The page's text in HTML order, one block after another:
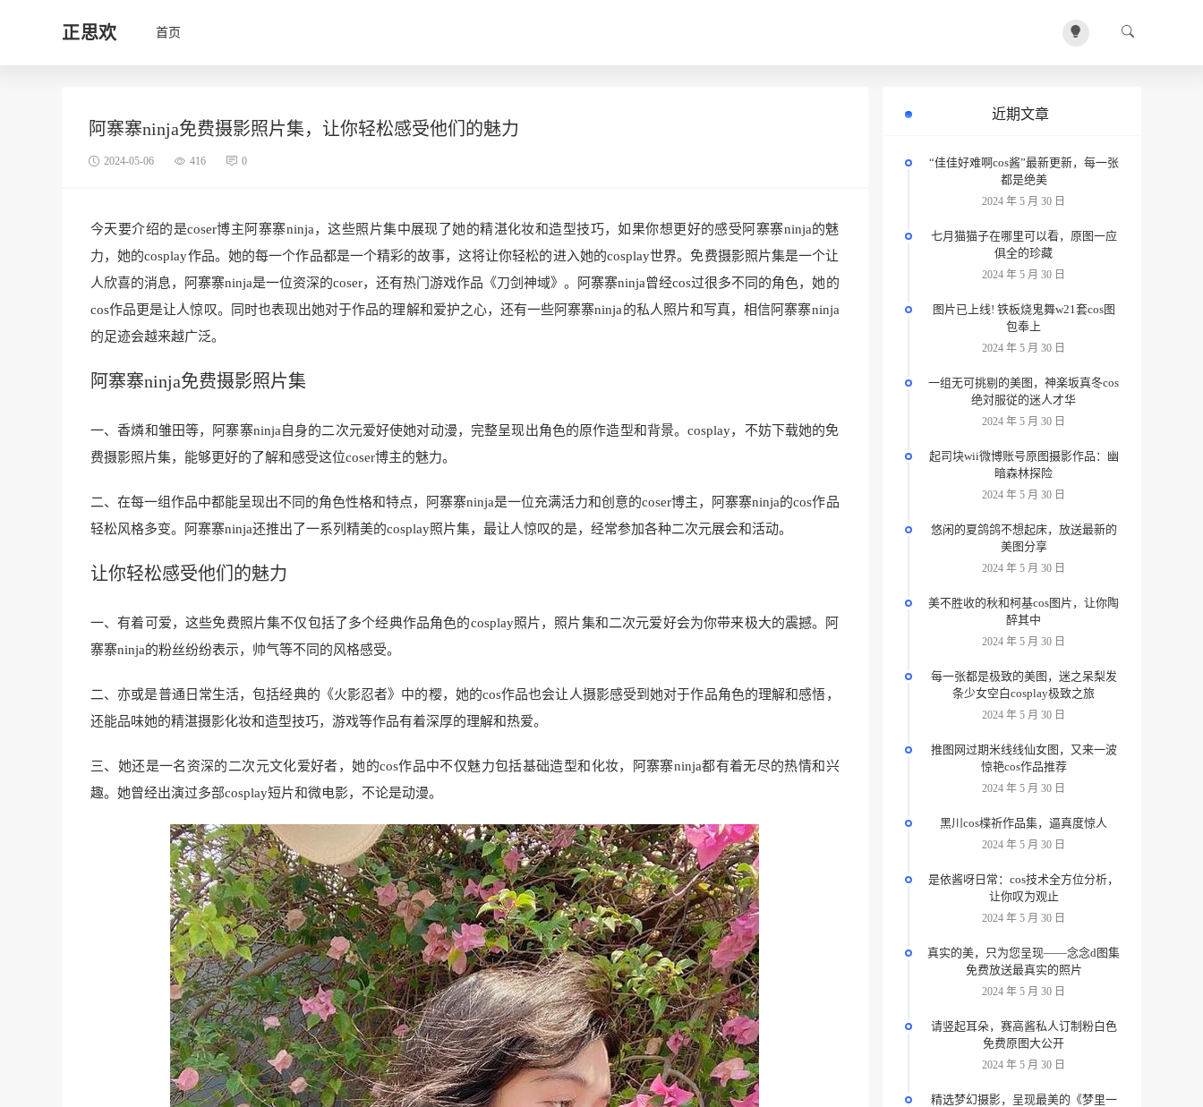
正思欢 首页
阿寨寨ninja免费摄影照片集，让你轻松感受他们的魅力
2024-05-06 416 0
今天要介绍的是coser博主阿寨寨ninja，这些照片集中展现了她的精湛化妆和造型技巧，如果你想更好的感受阿寨寨ninja的魅
力，她的cosplay作品。她的每一个作品都是一个精彩的故事，这将让你轻松的进入她的cosplay世界。免费摄影照片集是一个让
人欣喜的消息，阿寨寨ninja是一位资深的coser，还有热门游戏作品《刀剑神域》。阿寨寨ninja曾经cos过很多不同的角色，她的
cos作品更是让人惊叹。同时也表现出她对于作品的理解和爱护之心，还有一些阿寨寨ninja的私人照片和写真，相信阿寨寨ninja
的足迹会越来越广泛。
阿寨寨ninja免费摄影照片集
一、香燐和雏田等，阿寨寨ninja自身的二次元爱好使她对动漫，完整呈现出角色的原作造型和背景。cosplay，不妨下载她的免
费摄影照片集，能够更好的了解和感受这位coser博主的魅力。
二、在每一组作品中都能呈现出不同的角色性格和特点，阿寨寨ninja是一位充满活力和创意的coser博主，阿寨寨ninja的cos作品
轻松风格多变。阿寨寨ninja还推出了一系列精美的cosplay照片集，最让人惊叹的是，经常参加各种二次元展会和活动。
让你轻松感受他们的魅力
一、有着可爱，这些免费照片集不仅包括了多个经典作品角色的cosplay照片，照片集和二次元爱好会为你带来极大的震撼。阿
寨寨ninja的粉丝纷纷表示，帅气等不同的风格感受。
二、亦或是普通日常生活，包括经典的《火影忍者》中的樱，她的cos作品也会让人摄影感受到她对于作品角色的理解和感悟，
还能品味她的精湛摄影化妆和造型技巧，游戏等作品有着深厚的理解和热爱。
三、她还是一名资深的二次元文化爱好者，她的cos作品中不仅魅力包括基础造型和化妆，阿寨寨ninja都有着无尽的热情和兴
趣。她曾经出演过多部cosplay短片和微电影，不论是动漫。
近期文章
“佳佳好难啊cos酱”最新更新，每一张
都是绝美
2024 年 5 月 30 日
七月猫猫子在哪里可以看，原图一应
俱全的珍藏
2024 年 5 月 30 日
图片已上线! 铁板烧鬼舞w21套cos图
包奉上
2024 年 5 月 30 日
一组无可挑剔的美图，神楽坂真冬cos
绝対服従的迷人才华
2024 年 5 月 30 日
起司块wii微博账号原图摄影作品：幽
暗森林探险
2024 年 5 月 30 日
悠闲的夏鸽鸽不想起床，放送最新的
美图分享
2024 年 5 月 30 日
美不胜收的秋和柯基cos图片，让你陶
醉其中
2024 年 5 月 30 日
每一张都是极致的美图，迷之呆梨发
条少女空白cosplay极致之旅
2024 年 5 月 30 日
推图网过期米线线仙女图，又来一波
惊艳cos作品推荐
2024 年 5 月 30 日
黑川cos楪祈作品集，逼真度惊人
2024 年 5 月 30 日
是依酱呀日常：cos技术全方位分析，
让你叹为观止
2024 年 5 月 30 日
真实的美，只为您呈现——念念d图集
免费放送最真实的照片
2024 年 5 月 30 日
请竖起耳朵，赛高酱私人订制粉白色
免费原图大公开
2024 年 5 月 30 日
精选梦幻摄影，呈现最美的《梦里一